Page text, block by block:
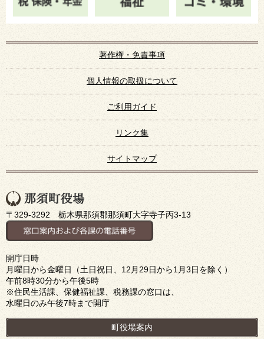
著作権・免責事項
個人情報の取扱について
ご利用ガイド
リンク集
サイトマップ
〒329-3292 栃木県那須郡那須町大字寺子丙3-13
開庁日時
月曜日から金曜日（土日祝日、12月29日から1月3日を除く）
午前8時30分から午後5時
※住民生活課、保健福祉課、税務課の窓口は、
水曜日のみ午後7時まで開庁
町役場案内